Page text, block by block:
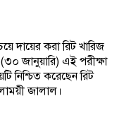
দায়ের করা রিট খারিজ
জানুয়ারি) এই পরীক্ষা
নিশ্চিত করেছেন রিট
জালাল।